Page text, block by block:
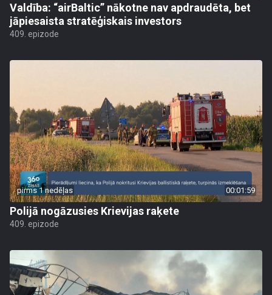
Valdība: “airBaltic” nākotne nav apdraudēta, bet
jāpiesaista stratēģiskais investors
409. epizode
pirms 1 nedēļas 00:01:59
Polijā nogāzusies Krievijas raķete
409. epizode